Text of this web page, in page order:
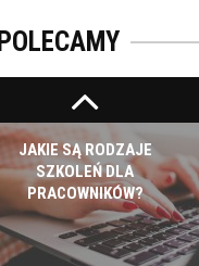
POLECAMY
JAKIE SĄ RODZAJE
SZKOLEŃ DLA
PRACOWNIKÓW?